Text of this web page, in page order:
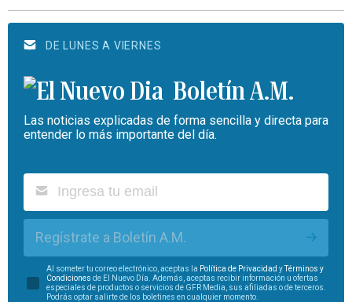
DE LUNES A VIERNES
Boletín A.M.
Las noticias explicadas de forma sencilla y directa para
entender lo más importante del día.
Regístrate a Boletín A.M.
Al someter tu correo electrónico, aceptas la Política de Privacidad yTérminos y
Condiciones de El Nuevo Día. Además, aceptas recibir información u ofertas
especiales de productos o servicios de GFR Media, sus afiliadas o de terceros.
Podrás optar salirte de los boletines en cualquier momento.